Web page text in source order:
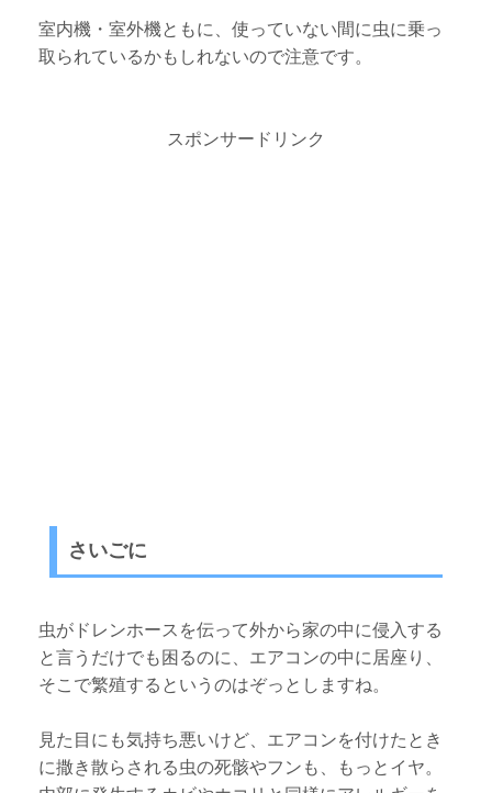
室内機・室外機ともに、使っていない間に虫に乗っ
取られているかもしれないので注意です。
スポンサードリンク
さいごに
虫がドレンホースを伝って外から家の中に侵入する
と言うだけでも困るのに、エアコンの中に居座り、
そこで繁殖するというのはぞっとしますね。
見た目にも気持ち悪いけど、エアコンを付けたとき
に撒き散らされる虫の死骸やフンも、もっとイヤ。